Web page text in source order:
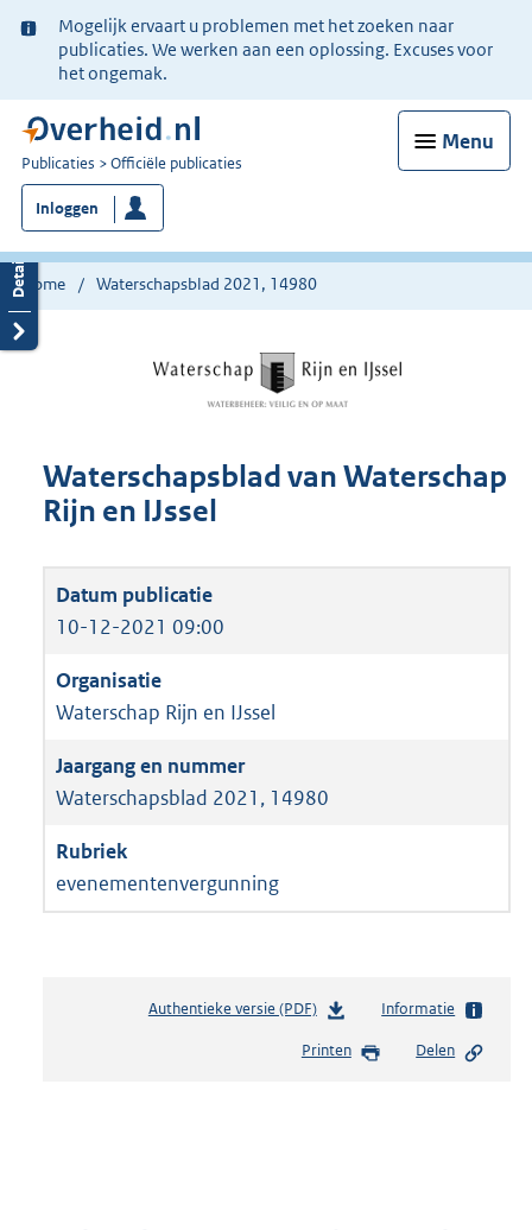
Ter
informatie:
Mogelijk ervaart u problemen met het zoeken naar
publicaties. We werken aan een oplossing. Excuses voor
het ongemak.
Menu
U
bent
nu
hier:
Publicaties Officiële publicaties
Inloggen
Home Waterschapsblad 2021, 14980
Waterschapsblad van Waterschap
Rijn en IJssel
10-12-2021 09:00
Waterschap Rijn en IJssel
Waterschapsblad 2021, 14980
evenementenvergunning
Authentieke versie (PDF)b
s
Informatie
Printen Delen